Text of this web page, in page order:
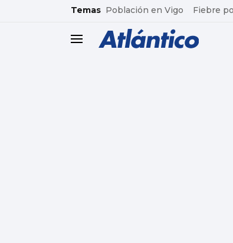
common.go-to-content
Temas Población en Vigo Fiebre
header.menu.open